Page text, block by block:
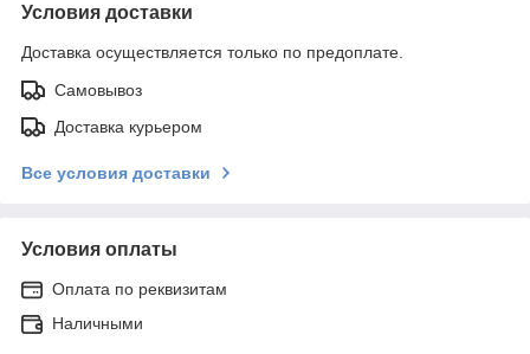
Условия доставки
Доставка осуществляется только по предоплате.
Самовывоз
Доставка курьером
Все условия доставки
Условия оплаты
Оплата по реквизитам
Наличными